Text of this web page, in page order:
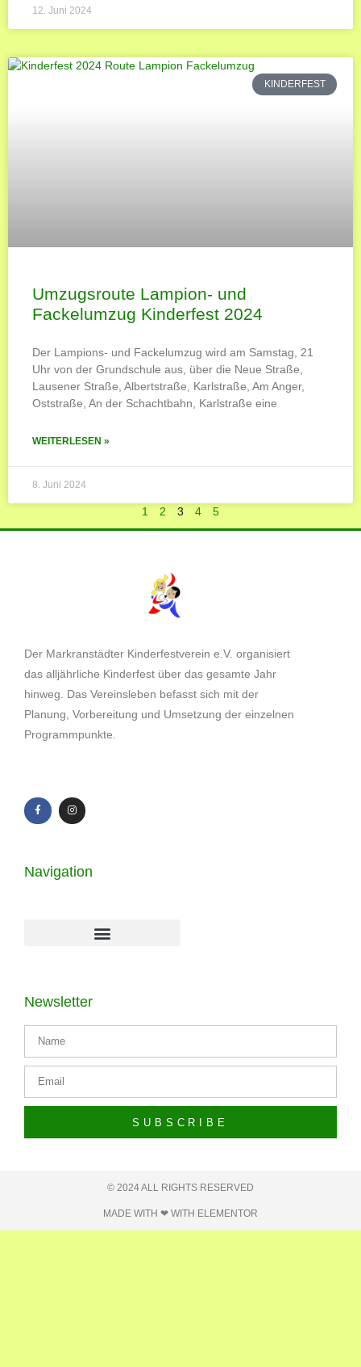
12. Juni 2024
KINDERFEST
Umzugsroute Lampion- und
Fackelumzug Kinderfest 2024
Der Lampions- und Fackelumzug wird am Samstag, 21
Uhr von der Grundschule aus, über die Neue Straße,
Lausener Straße, Albertstraße, Karlstraße, Am Anger,
Oststraße, An der Schachtbahn, Karlstraße eine
WEITERLESEN »
8. Juni 2024
1 2 3 4 5
Der Markranstädter Kinderfestverein e.V. organisiert
das alljährliche Kinderfest über das gesamte Jahr
hinweg. Das Vereinsleben befasst sich mit der
Planung, Vorbereitung und Umsetzung der einzelnen
Programmpunkte.
Navigation
Newsletter
SUBSCRIBE
© 2024 ALL RIGHTS RESERVED​
MADE WITH ❤ WITH ELEMENTOR​